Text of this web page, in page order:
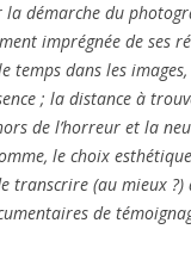
la démarche du
imprégnée de ses
temps dans les
; la distance à
de l’horreur et la
le choix
transcrire (au mieux ?)
de